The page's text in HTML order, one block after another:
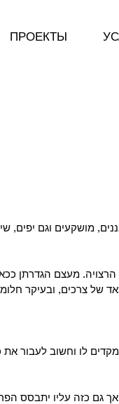
ПРОЕКТЫ
מושקעים וגם יפים,
מעצם הגדרתן
של צרכים, ובעיקר
לו וחשוב לעבור את
גם כזה עליו יתבסס